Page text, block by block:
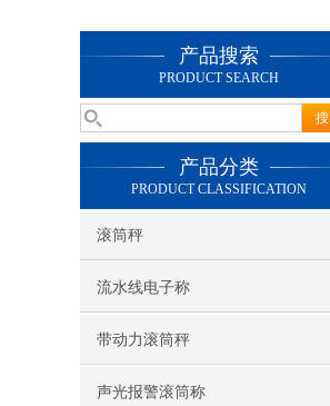
产品搜索
PRODUCT SEARCH
产品分类
PRODUCT CLASSIFICATION
滚筒秤
流水线电子称
带动力滚筒秤
声光报警滚筒称